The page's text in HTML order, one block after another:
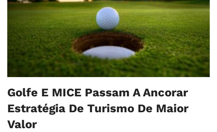
Golfe E MICE Passam A Ancorar
Estratégia De Turismo De Maior
Valor